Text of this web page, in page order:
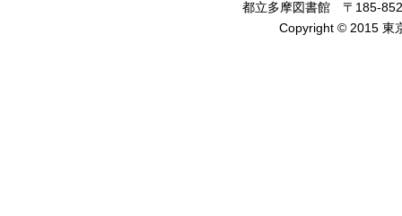
都立多摩図書館 〒185-
Copyright © 2015 東